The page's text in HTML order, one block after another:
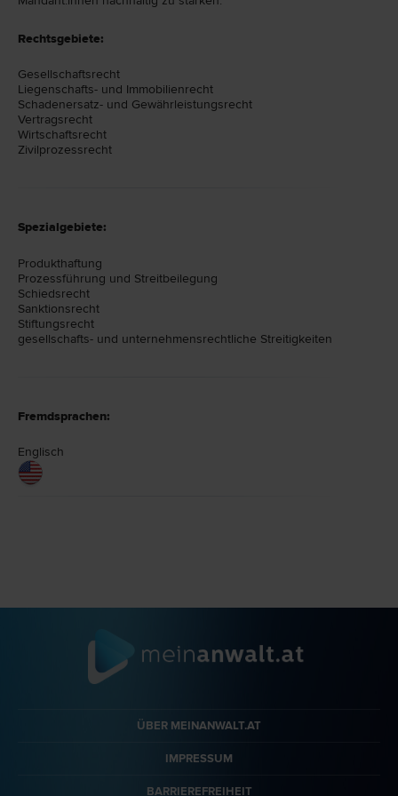
Rechtsgebiete:
Gesellschafts­recht
Liegenschafts- und Immobilien­recht
Schadenersatz- und Gewährleistungs­recht
Vertrags­recht
Wirtschafts­recht
Zivilprozess­recht
Spezialgebiete:
Produkthaftung
Prozessführung und Streitbeilegung
Schiedsrecht
Sanktionsrecht
Stiftungsrecht
gesellschafts- und unternehmensrechtliche Streitigkeiten
Fremdsprachen:
Englisch
ÜBER MEINANWALT.AT
IMPRESSUM
BARRIEREFREIHEIT